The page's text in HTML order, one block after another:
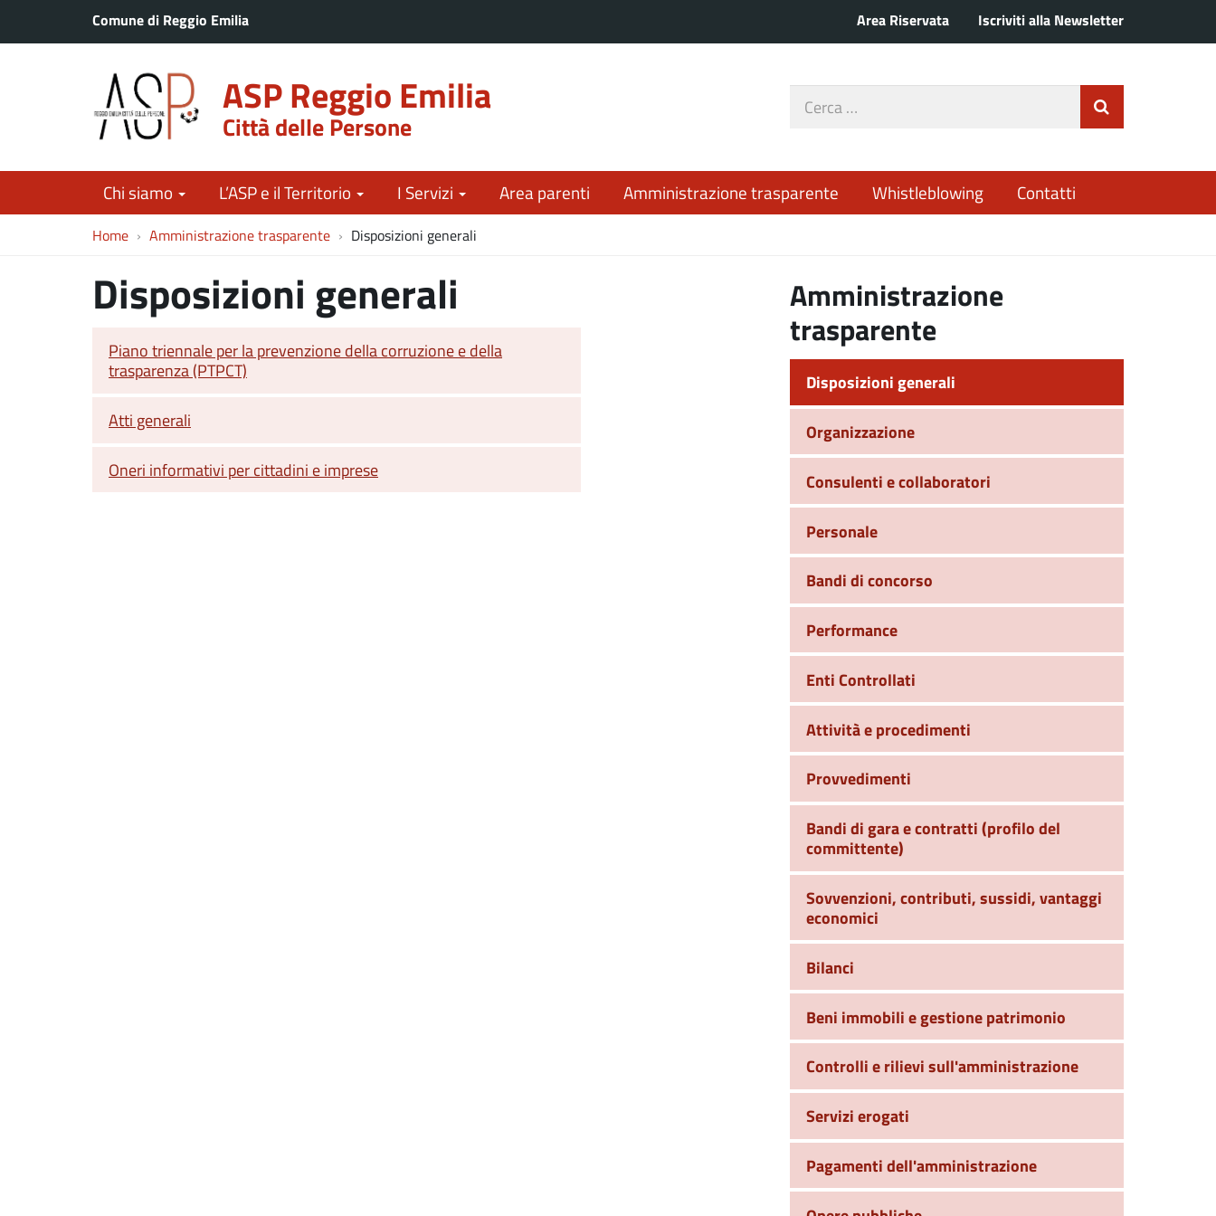
Comune di Reggio Emilia Area Riservata Iscriviti alla Newsletter
ASP Reggio Emilia
Città delle Persone
Cerca
Chi siamo L’ASP e il Territorio I Servizi Area parenti Amministrazione trasparente Whistleblowing Contatti
Home Amministrazione trasparente Disposizioni generali
Disposizioni generali
Piano triennale per la prevenzione della corruzione e della
trasparenza (PTPCT)
Atti generali
Oneri informativi per cittadini e imprese
Amministrazione
trasparente
Disposizioni generali
Organizzazione
Consulenti e collaboratori
Personale
Bandi di concorso
Performance
Enti Controllati
Attività e procedimenti
Provvedimenti
Bandi di gara e contratti (profilo del
committente)
Sovvenzioni, contributi, sussidi, vantaggi
economici
Bilanci
Beni immobili e gestione patrimonio
Controlli e rilievi sull'amministrazione
Servizi erogati
Pagamenti dell'amministrazione